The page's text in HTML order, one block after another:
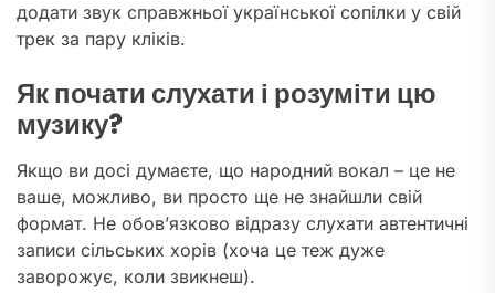
додати звук справжньої української сопілки у свій
трек за пару кліків.
Як почати слухати і розуміти цю
музику?
Якщо ви досі думаєте, що народний вокал – це не
ваше, можливо, ви просто ще не знайшли свій
формат. Не обов’язково відразу слухати автентичні
записи сільських хорів (хоча це теж дуже
заворожує, коли звикнеш).